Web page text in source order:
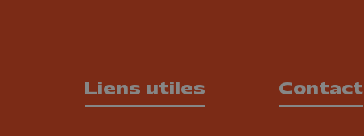
Liens utiles Contact